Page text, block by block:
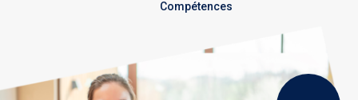
Compétences